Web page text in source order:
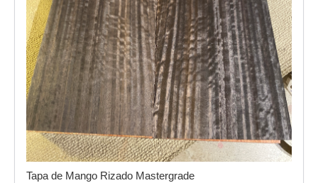
Tapa de Mango Rizado Mastergrade